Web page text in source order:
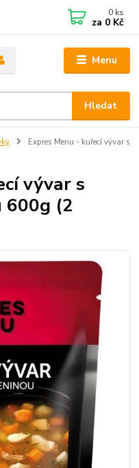
Menu
Hledat
0 ks
za 0 Kč
Expres Menu - kuřecí vývar s
vývar s
600g (2